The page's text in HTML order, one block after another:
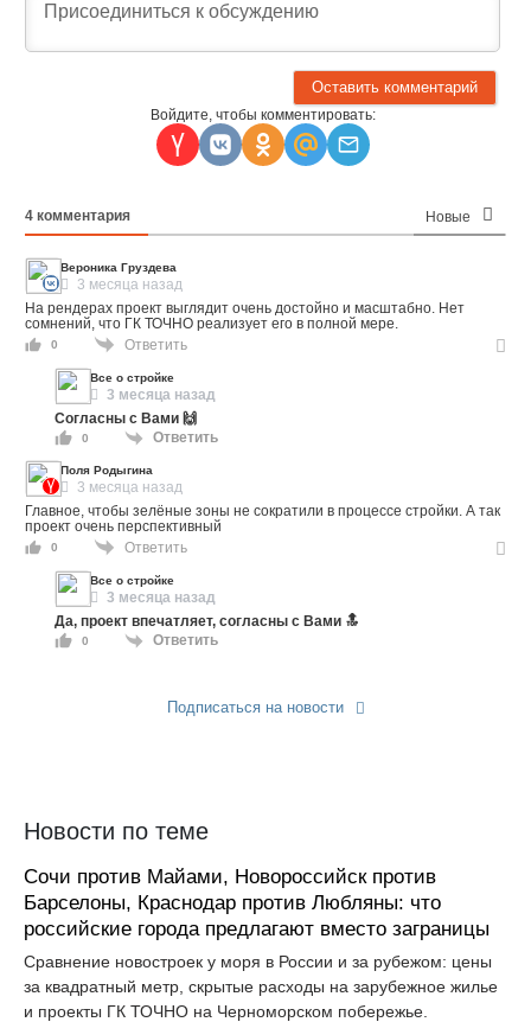
Войдите, чтобы комментировать:
4 комментария Новые
Вероника Груздева
3 месяца назад
На рендерах проект выглядит очень достойно и масштабно. Нет
сомнений, что ГК ТОЧНО реализует его в полной мере.
0 Ответить
Все о стройке
3 месяца назад
Согласны с Вами 🙌
0 Ответить
Поля Родыгина
3 месяца назад
Главное, чтобы зелёные зоны не сократили в процессе стройки. А так
проект очень перспективный
0 Ответить
Все о стройке
3 месяца назад
Да, проект впечатляет, согласны с Вами 🔝
0 Ответить
Подписаться на новости
Новости по теме
Сочи против Майами, Новороссийск против
Барселоны, Краснодар против Любляны: что
российские города предлагают вместо заграницы
Сравнение новостроек у моря в России и за рубежом: цены
за квадратный метр, скрытые расходы на зарубежное жилье
и проекты ГК ТОЧНО на Черноморском побережье.